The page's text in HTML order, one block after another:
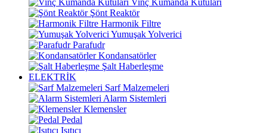
Vinç Kumanda Kutuları
Şönt Reaktör
Harmonik Filtre
Yumuşak Yolverici
Parafudr
Kondansatörler
Şalt Haberleşme
ELEKTRİK
Sarf Malzemeleri
Alarm Sistemleri
Klemensler
Pedal
Isıtıcı